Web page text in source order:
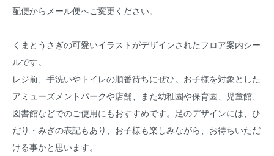
配便からメール便へご変更ください。
くまとうさぎの可愛いイラストがデザインされたフロア案内シー
ルです。
レジ前、手洗いやトイレの順番待ちにぜひ。お子様を対象とした
アミューズメントパークや店舗、また幼稚園や保育園、児童館、
図書館などでのご使用にもおすすめです。足のデザインには、ひ
だり・みぎの表記もあり、お子様も楽しみながら、お待ちいただ
ける事かと思います。